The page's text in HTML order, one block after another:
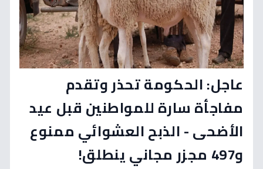
عاجل: الحكومة تحذر وتقدم
مفاجأة سارة للمواطنين قبل عيد
الأضحى - الذبح العشوائي ممنوع
و497 مجزر مجاني ينطلق!